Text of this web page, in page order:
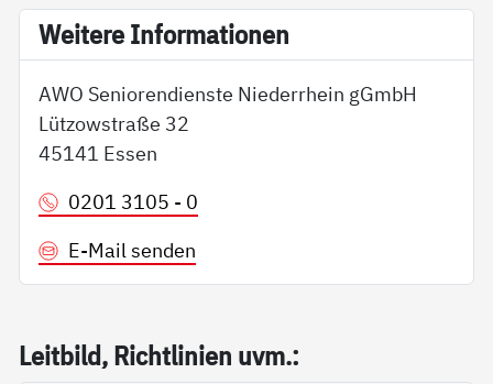
Wei­te­re In­for­ma­tio­nen
AWO Seniorendienste Niederrhein gGmbH
Lützowstraße 32
45141 Essen
0201 3105 - 0
E-Mail senden
Leit­bild, Richt­li­ni­en uvm.: